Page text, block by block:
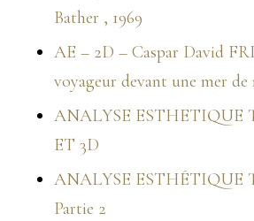
Bather , 1969
AE – 2D – Caspar David
voyageur devant une mer de
ANALYSE ESTHETIQUE
ET 3D
ANALYSE ESTHÉTIQUE
Partie 2